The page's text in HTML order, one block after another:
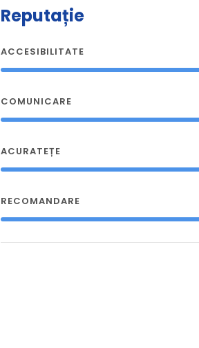
Reputație
ACCESIBILITATE
COMUNICARE
ACURATEȚE
RECOMANDARE